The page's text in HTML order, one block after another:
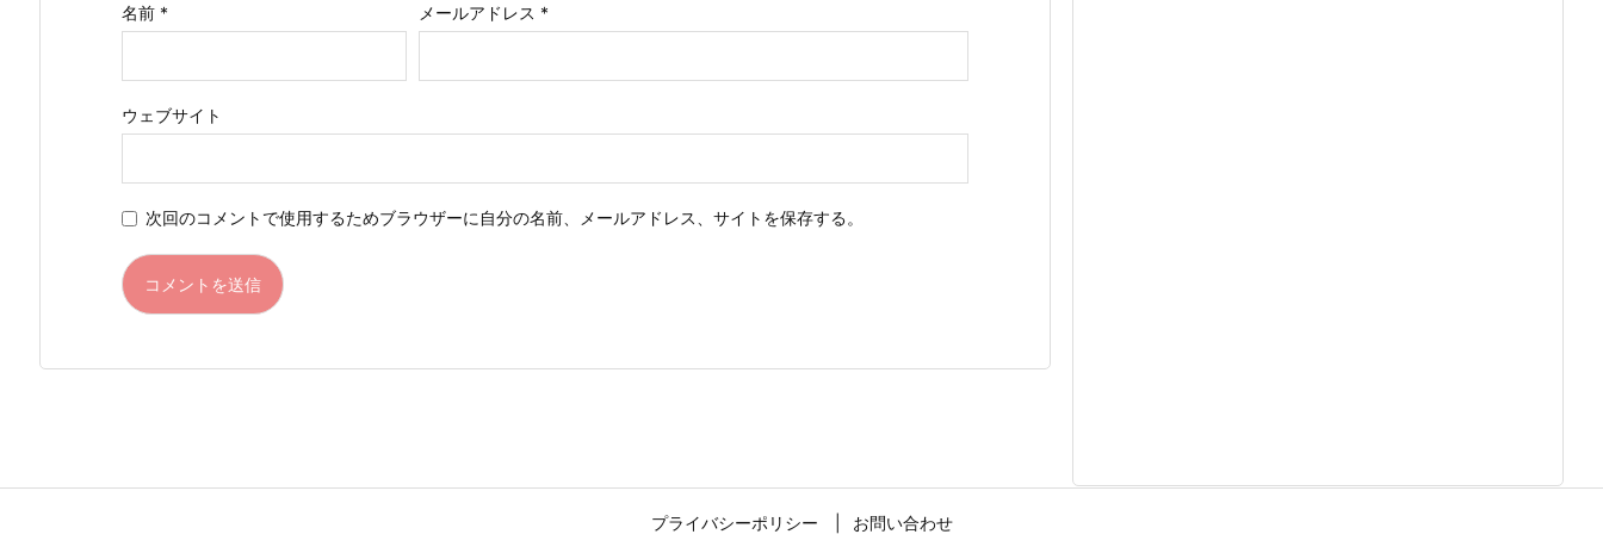
名前 * メールアドレス *
ウェブサイト
次回のコメントで使用するためブラウザーに自分の名前、メールアドレス、サイトを保存する。
プライバシーポリシー お問い合わせ